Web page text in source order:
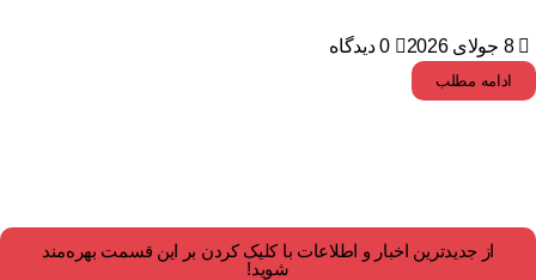
8 جولای 2026 0 دیدگاه
ادامه مطلب
از جدیدترین اخبار و اطلاعات با کلیک کردن بر این قسمت بهره‌مند
شوید!